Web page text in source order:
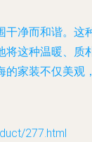
净而和谐。这
这种温暖、
家装不仅美观
277.html